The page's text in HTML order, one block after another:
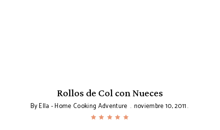
Rollos de Col con Nueces
ByElla - Home Cooking Adventure noviembre 10, 2011